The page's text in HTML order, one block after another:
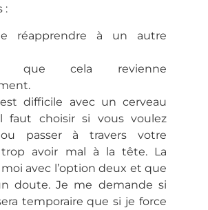
:
réapprendre à un autre
que cela revienne
difficile avec un cerveau
faut choisir si vous voulez
ou passer à travers votre
trop avoir mal à la tête. La
avec l’option deux et que
doute. Je me demande si
temporaire que si je force